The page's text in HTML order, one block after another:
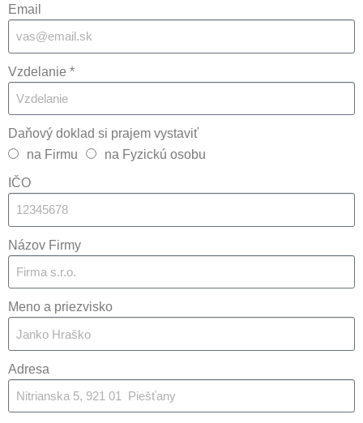
Email
Vzdelanie *
Daňový doklad si prajem vystaviť
na Firmu
na Fyzickú osobu
IČO
Názov Firmy
Meno a priezvisko
Adresa